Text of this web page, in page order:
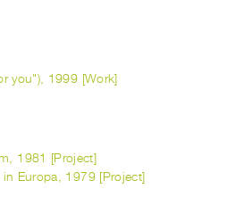
you"), 1999 [Work]
1981 [Project]
Europa, 1979 [Project]